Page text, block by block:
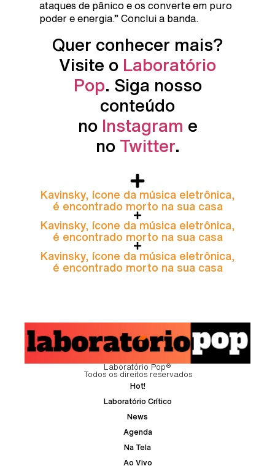
ataques de pânico e os converte em puro
poder e energia.” Conclui a banda.
Quer conhecer mais?
Visite o Laboratório
Pop. Siga nosso
conteúdo
no Instagram e
no Twitter.
Kavinsky, ícone da música eletrônica,
é encontrado morto na sua casa
Kavinsky, ícone da música eletrônica,
é encontrado morto na sua casa
Kavinsky, ícone da música eletrônica,
é encontrado morto na sua casa
Laboratório Pop®
Todos os direitos reservados
Hot!
Laboratório Crítico
News
Agenda
Na Tela
Ao Vivo